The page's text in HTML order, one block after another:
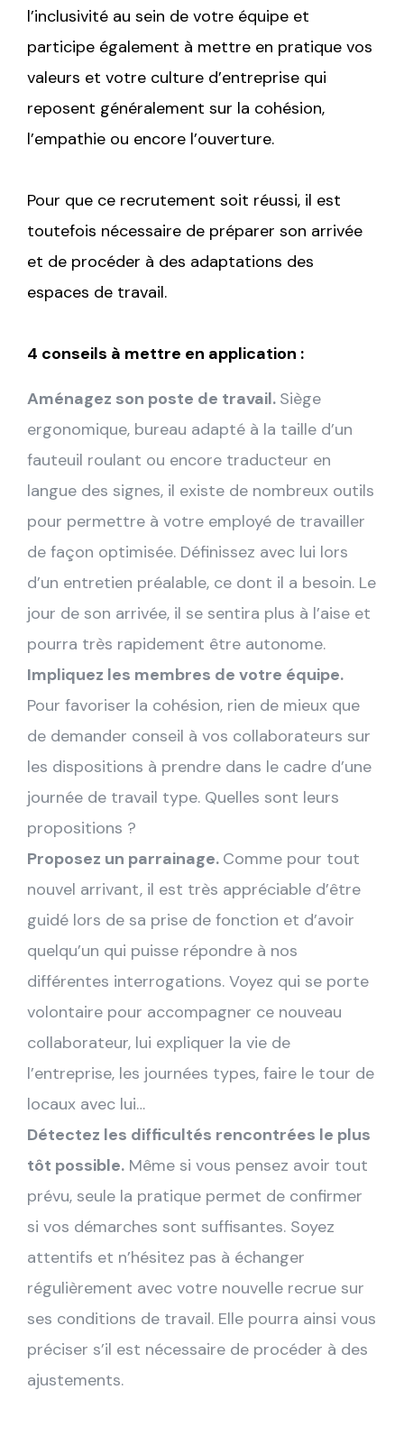
l’inclusivité au sein de votre équipe et
participe également à mettre en pratique vos
valeurs et votre culture d’entreprise qui
reposent généralement sur la cohésion,
l’empathie ou encore l’ouverture.
Pour que ce recrutement soit réussi, il est
toutefois nécessaire de préparer son arrivée
et de procéder à des adaptations des
espaces de travail.
4 conseils à mettre en application :
Aménagez son poste de travail. Siège
ergonomique, bureau adapté à la taille d’un
fauteuil roulant ou encore traducteur en
langue des signes, il existe de nombreux outils
pour permettre à votre employé de travailler
de façon optimisée. Définissez avec lui lors
d’un entretien préalable, ce dont il a besoin. Le
jour de son arrivée, il se sentira plus à l’aise et
pourra très rapidement être autonome.
Impliquez les membres de votre équipe.
Pour favoriser la cohésion, rien de mieux que
de demander conseil à vos collaborateurs sur
les dispositions à prendre dans le cadre d’une
journée de travail type. Quelles sont leurs
propositions ?
Proposez un parrainage. Comme pour tout
nouvel arrivant, il est très appréciable d’être
guidé lors de sa prise de fonction et d’avoir
quelqu’un qui puisse répondre à nos
différentes interrogations. Voyez qui se porte
volontaire pour accompagner ce nouveau
collaborateur, lui expliquer la vie de
l’entreprise, les journées types, faire le tour de
locaux avec lui…
Détectez les difficultés rencontrées le plus
tôt possible. Même si vous pensez avoir tout
prévu, seule la pratique permet de confirmer
si vos démarches sont suffisantes. Soyez
attentifs et n’hésitez pas à échanger
régulièrement avec votre nouvelle recrue sur
ses conditions de travail. Elle pourra ainsi vous
préciser s’il est nécessaire de procéder à des
ajustements.